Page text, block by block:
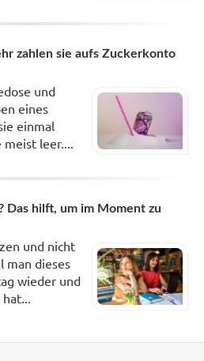
zahlen sie aufs Zuckerkonto
und
eines
einmal
leer....
Das hilft, um im Moment zu
und nicht
man dieses
wieder und